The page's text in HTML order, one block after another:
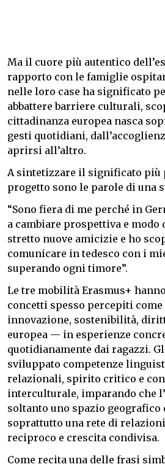
Ma il cuore più autentico
rapporto con le famiglie
nelle loro case ha significato
abbattere barriere culturali,
cittadinanza europea nasca
gesti quotidiani,
aprirsi all’altro.
A sintetizzare il significato più
progetto sono le parole di una
“Sono fiera di me perché in
a cambiare prospettiva e modo
stretto nuove amicizie e ho
comunicare in tedesco con i
superando ogni timore”.
Le tre mobilità Erasmus+
concetti spesso percepiti
innovazione, sostenibilità,
europea — in esperienze
quotidianamente dai ragazzi.
sviluppato competenze
relazionali, spirito critico e
interculturale, imparando che
soltanto uno spazio
soprattutto una rete di
reciproco e crescita condivisa.
Come recita una delle frasi